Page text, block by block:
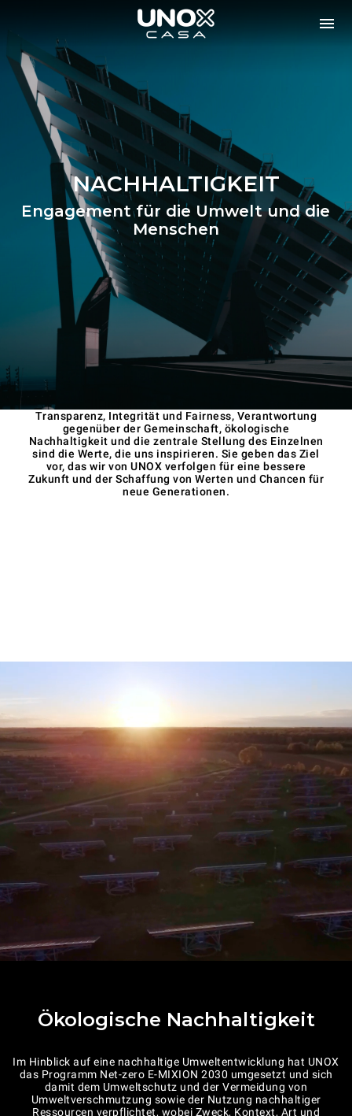
NACHHALTIGKEIT
Engagement für die Umwelt und die
Menschen
Transparenz, Integrität und Fairness, Verantwortung
gegenüber der Gemeinschaft, ökologische
Nachhaltigkeit und die zentrale Stellung des Einzelnen
sind die Werte, die uns inspirieren. Sie geben das Ziel
vor, das wir von UNOX verfolgen für eine bessere
Zukunft und der Schaffung von Werten und Chancen für
neue Generationen.
Ökologische Nachhaltigkeit
Im Hinblick auf eine nachhaltige Umweltentwicklung hat UNOX
das Programm Net-zero E-MIXION 2030 umgesetzt und sich
damit dem Umweltschutz und der Vermeidung von
Umweltverschmutzung sowie der Nutzung nachhaltiger
Ressourcen verpflichtet, wobei Zweck, Kontext, Art und